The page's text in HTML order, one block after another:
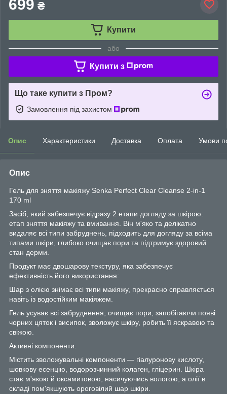
699 ₴
Купити
або
Купити з
Що таке купити з Пром?
Замовлення під захистом
Опис Характеристики Доставка Оплата Умови
Опис
Гель для зняття макіяжу Senka Perfect Clear Cleanse 2-in-1
170 ml
Засіб, який забезпечує відразу 2 етапи догляду за шкірою:
етап зняття макіяжу та вмивання. Він м'яко та делікатно
видаляє всі типи забруднень, підходить для догляду за всіма
типами шкіри, глибоко очищає пори та підтримує здоровий
стан дерми.
Продукт має двошарову текстуру, яка забезпечує
ефективність його використання:
Шар з олією знімає всі типи макіяжу, прекрасно справляється
навіть із водостійким макіяжем.
Гель усуває всі забруднення, очищає пори, запобігаючи появі
чорних цяток і висипок, зволожує шкіру, робить її яскравою та
свіжою.
Активні компоненти:
Містить зволожувальні компоненти — гіалуронову кислоту,
шовкову есенцію, водорозчинний колаген, гліцерин. Шкіра
стає м'якою й оксамитовою, насичуючись вологою, а олії в
складі пом'якшують ороговілий шар шкіри.